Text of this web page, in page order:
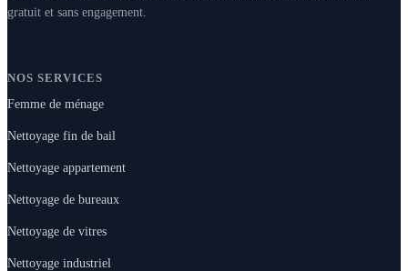
gratuit et sans engagement.
NOS SERVICES
Femme de ménage
Nettoyage fin de bail
Nettoyage appartement
Nettoyage de bureaux
Nettoyage de vitres
Nettoyage industriel